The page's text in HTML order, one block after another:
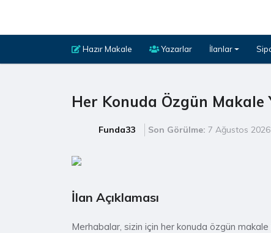
Hazır Makale Yazarlar İlanlar
Her Konuda Özgün
Funda33 Son Görülme: 7 Ağustos 2026
İlan Açıklaması
Merhabalar, sizin için her konuda özgün makale